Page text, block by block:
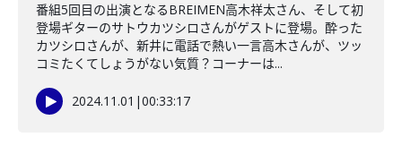
番組5回目の出演となるBREIMEN高木祥太さん、そして初
登場ギターのサトウカツシロさんがゲストに登場。酔った
カツシロさんが、新井に電話で熱い一言高木さんが、ツッ
コミたくてしょうがない気質？コーナーは...
2024.11.01 |00:33:17